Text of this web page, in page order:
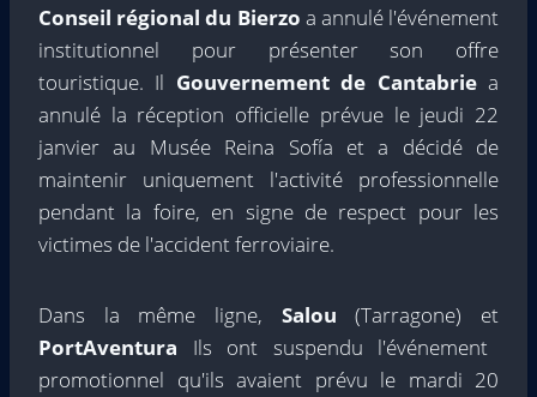
Conseil régional du Bierzo a annulé l'événement
institutionnel pour présenter son offre
touristique. Il Gouvernement de Cantabriea
annulé la réception officielle prévue le jeudi 22
janvier au Musée Reina Sofía et a décidé de
maintenir uniquement l'activité professionnelle
pendant la foire, en signe de respect pour les
victimes de l'accident ferroviaire.
Dans la même ligne, Salou (Tarragone) et
PortAventura Ils ont suspendu l'événement
promotionnel qu'ils avaient prévu le mardi 20